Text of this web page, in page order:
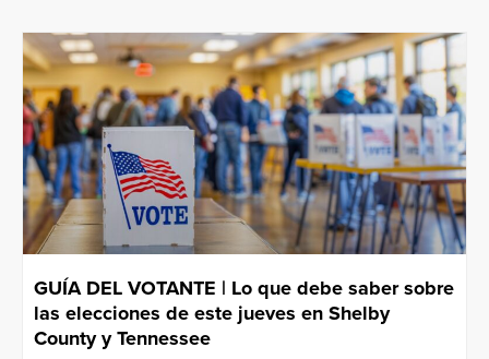
GUÍA DEL VOTANTE | Lo que debe saber sobre
las elecciones de este jueves en Shelby
County y Tennessee